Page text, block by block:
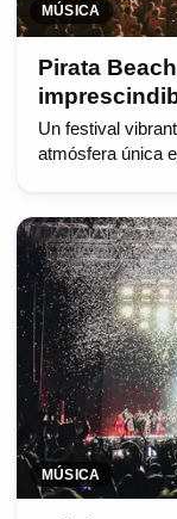
MÚSICA
Pirata
Un festival
atmósfera única
MÚSICA